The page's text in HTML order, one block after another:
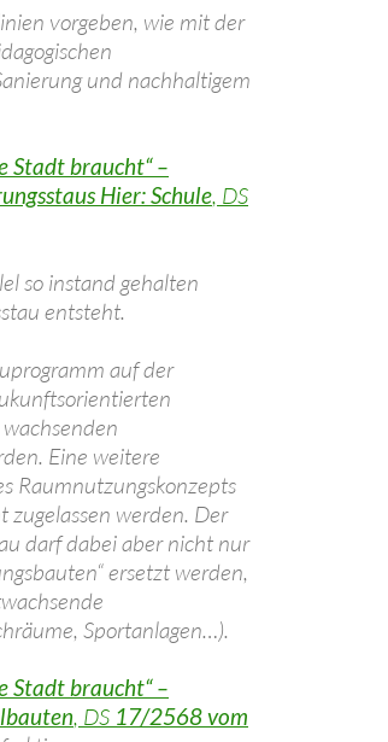
vorgeben, wie mit der
und nachhaltigem
Stadt braucht“ –
Hier: Schule, DS
so instand gehalten
entsteht.
auf der
Eine weitere
Raumnutzungskonzepts
werden. Der
darf dabei aber nicht nur
ersetzt werden,
Sportanlagen…).
Stadt braucht“ –
, DS 17/2568 vom